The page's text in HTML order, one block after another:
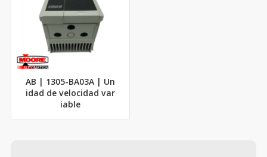
AB | 1305-BA03A | Un
idad de velocidad var
iable